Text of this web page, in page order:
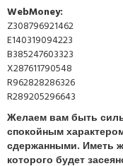
WebMoney:
Z308796921462
E140319094223
B385247603323
X287611790548
R962828286326
R289205296643
Желаем вам быть
спокойным
сдержанными. Иметь
которого будет